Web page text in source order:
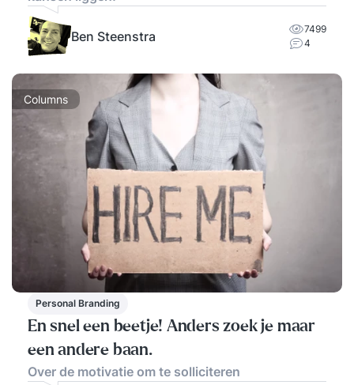
Ben Steenstra
7499
4
Columns
Personal Branding
En snel een beetje! Anders zoek je maar
een andere baan.
Over de motivatie om te solliciteren